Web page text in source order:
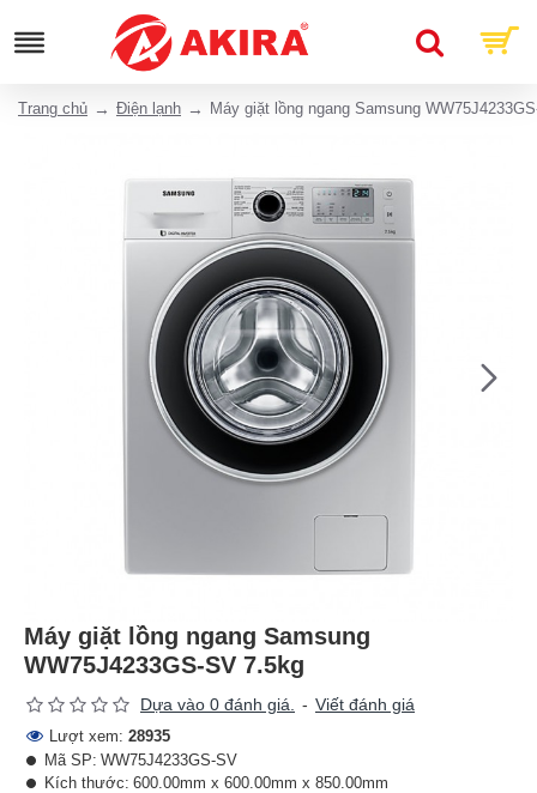
Trang chủ Điện lạnh Máy giặt lồng ngang Samsung
Máy giặt lồng ngang Samsung
WW75J4233GS-SV 7.5kg
Dựa vào 0 đánh giá. - Viết đánh giá
Lượt xem: 28935
Mã SP: WW75J4233GS-SV
Kích thước: 600.00mm x 600.00mm x 850.00mm